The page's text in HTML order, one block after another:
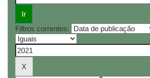
Filtros correntes: